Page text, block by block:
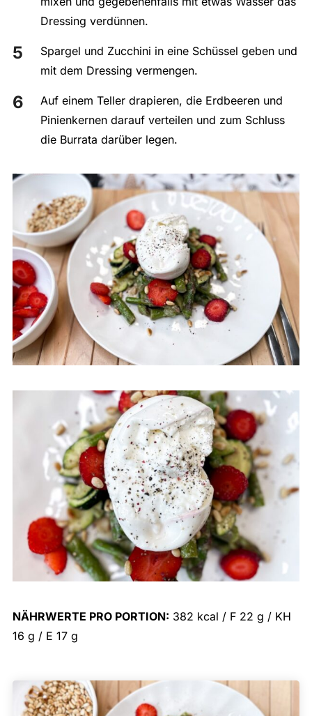
Dressing verdünnen.
Spargel und Zucchini in eine Schüssel geben und
mit dem Dressing vermengen.
Auf einem Teller drapieren, die Erdbeeren und
Pinienkernen darauf verteilen und zum Schluss
die Burrata darüber legen.
NÄHRWERTE PRO PORTION: 382 kcal / F 22 g / KH
16 g / E 17 g